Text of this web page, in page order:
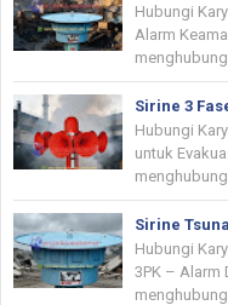
Hubungi
Alarm
Sirine 3
Hubungi
untuk
Sirine
Hubungi
3PK – Alarm